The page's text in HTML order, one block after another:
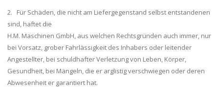
2. Für Schäden, die nicht am Liefergegenstand selbst entstandenen
sind, haftet die
H.M. Maschinen GmbH, aus welchen Rechtsgründen auch immer, nur
bei Vorsatz, grober Fahrlässigkeit des Inhabers oder leitender
Angestellter, bei schuldhafter Verletzung von Leben, Körper,
Gesundheit, bei Mängeln, die er arglistig verschwiegen oder deren
Abwesenheit er garantiert hat.